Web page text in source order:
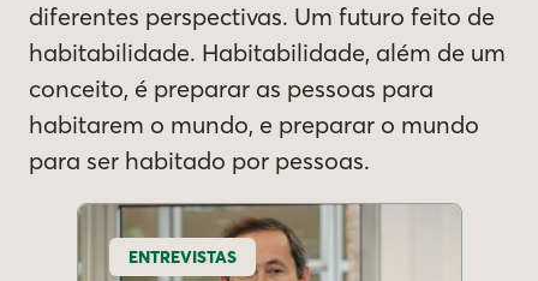
diferentes perspectivas. Um futuro feito de
habitabilidade. Habitabilidade, além de um
conceito, é preparar as pessoas para
habitarem o mundo, e preparar o mundo
para ser habitado por pessoas.
ENTREVISTAS